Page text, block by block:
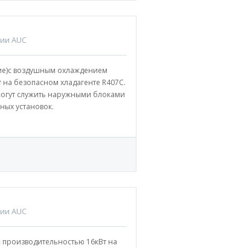
AUC
воздушным охлаждением
безопасном хладагенте R407С.
служить наружными блоками
установок.
AUC
16кВт на